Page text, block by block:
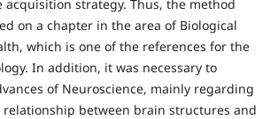
acquisition strategy. Thus, the method
on a chapter in the area of Biological
which is one of the references for the
In addition, it was necessary to
of Neuroscience, mainly regarding
between brain structures and